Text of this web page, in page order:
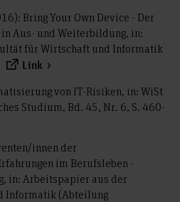
Bring Your Own Device - Der
Aus- und Weiterbildung, in:
für Wirtschaft und Informatik
Link
von IT-Risiken, in: WiSt
Studium, Bd. 45, Nr. 6, S. 460-
innen der
im Berufsleben -
in: Arbeitspapier aus der
Informatik (Abteilung